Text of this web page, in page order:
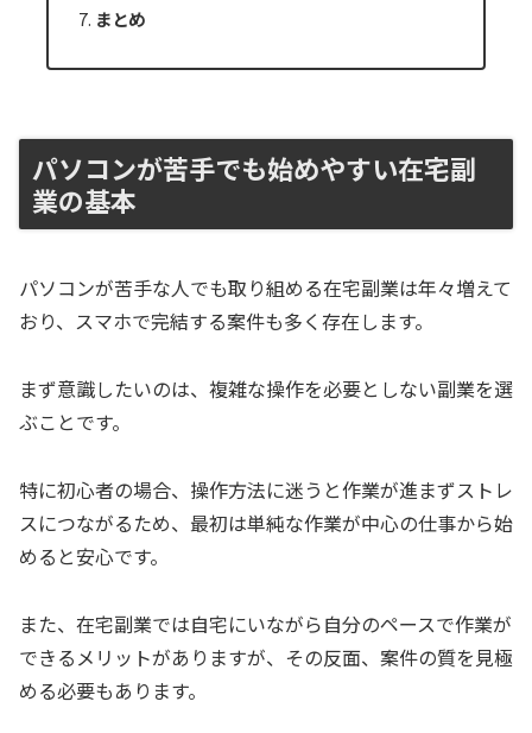
まとめ
パソコンが苦手でも始めやすい在宅副
業の基本
パソコンが苦手な人でも取り組める在宅副業は年々増えて
おり、スマホで完結する案件も多く存在します。
まず意識したいのは、複雑な操作を必要としない副業を選
ぶことです。
特に初心者の場合、操作方法に迷うと作業が進まずストレ
スにつながるため、最初は単純な作業が中心の仕事から始
めると安心です。
また、在宅副業では自宅にいながら自分のペースで作業が
できるメリットがありますが、その反面、案件の質を見極
める必要もあります。